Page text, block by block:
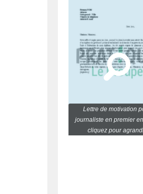
Lettre de motivation
journaliste en premier
cliquez pour